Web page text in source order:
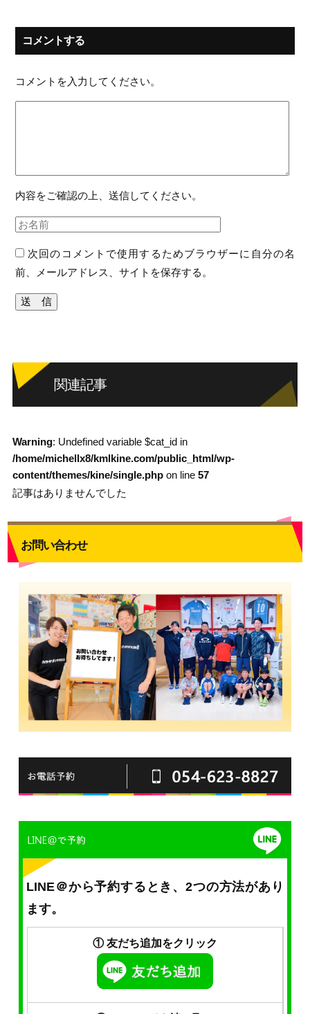
コメントする
コメントを入力してください。
内容をご確認の上、送信してください。
次回のコメントで使用するためブラウザーに自分の名
前、メールアドレス、サイトを保存する。
関連記事
Warning: Undefined variable $cat_id in
/home/michellx8/kmlkine.com/public_html/wp-
content/themes/kine/single.phpon line 57
記事はありませんでした
お問い合わせ
LINE＠から予約するとき、2つの方法があり
ます。
① 友だち追加をクリック